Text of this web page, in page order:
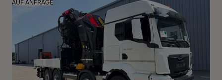
AUF ANFRAGE